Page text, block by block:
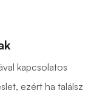
kapcsolatos
ezért ha találsz